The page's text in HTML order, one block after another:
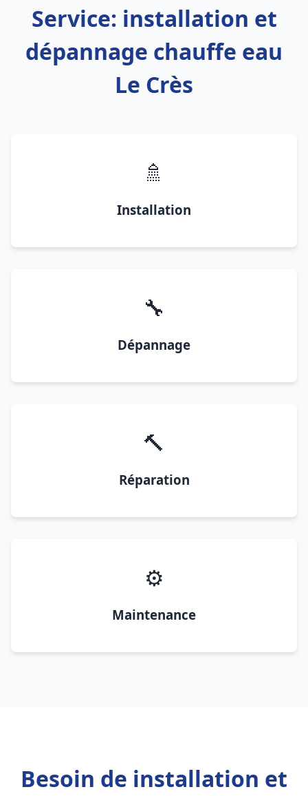
Service: installation et
dépannage chauffe eau
Le Crès
🚿
Installation
🔧
Dépannage
🔨
Réparation
⚙️
Maintenance
Besoin de installation et